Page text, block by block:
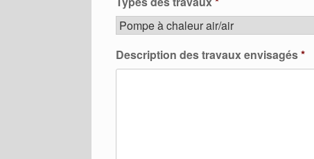
Description des travaux envisagés*